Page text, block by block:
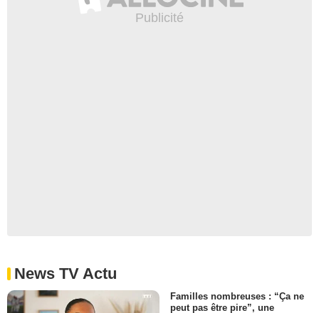
News TV Actu
Familles nombreuses : “Ça ne
peut pas être pire”, une